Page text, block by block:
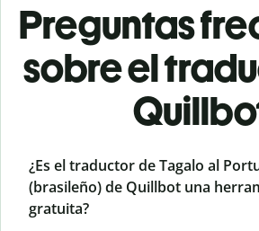
Preguntas
sobre el
¿Es el traductor de Tagalo al
(brasileño) de Quillbot una
gratuita?